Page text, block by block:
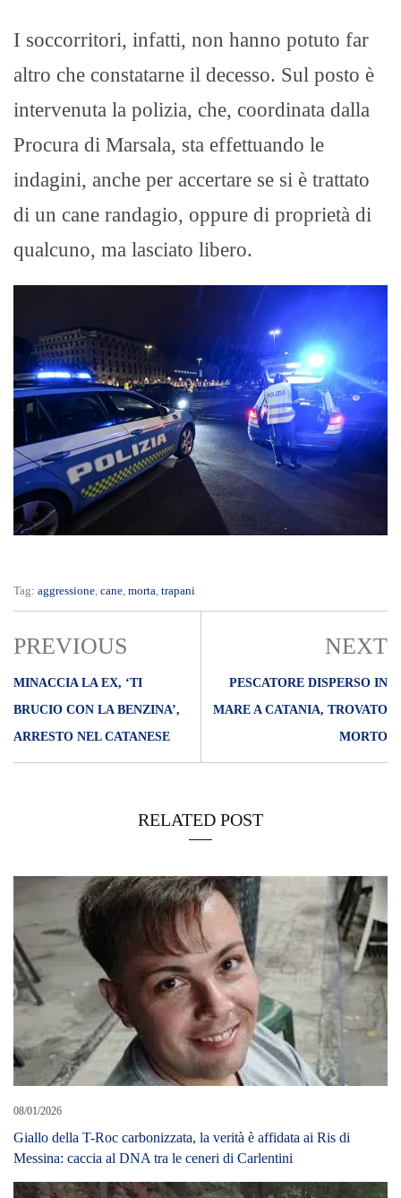
I soccorritori, infatti, non hanno potuto far
altro che constatarne il decesso. Sul posto è
intervenuta la polizia, che, coordinata dalla
Procura di Marsala, sta effettuando le
indagini, anche per accertare se si è trattato
di un cane randagio, oppure di proprietà di
qualcuno, ma lasciato libero.
Tag: aggressione cane morta trapani
PREVIOUS
MINACCIA LA EX, ‘TI
BRUCIO CON LA BENZINA’,
ARRESTO NEL CATANESE
NEXT
PESCATORE DISPERSO IN
MARE A CATANIA, TROVATO
MORTO
RELATED POST
08/01/2026
Giallo della T-Roc carbonizzata, la verità è affidata ai Ris di
Messina: caccia al DNA tra le ceneri di Carlentini